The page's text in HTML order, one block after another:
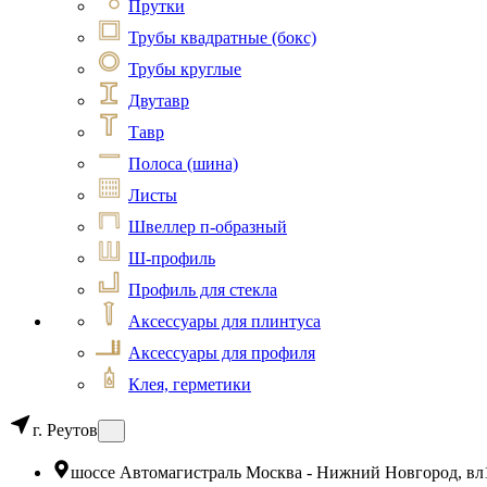
Прутки
Трубы квадратные (бокс)
Трубы круглые
Двутавр
Тавр
Полоса (шина)
Листы
Швеллер п-образный
Ш-профиль
Профиль для стекла
Аксессуары для плинтуса
Аксессуары для профиля
Клея, герметики
г. Реутов
шоссе Автомагистраль Москва - Нижний Новгород,